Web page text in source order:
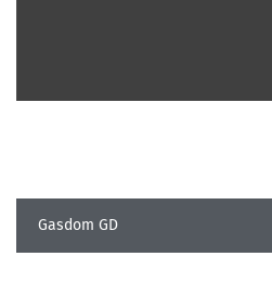
Gasdom GD